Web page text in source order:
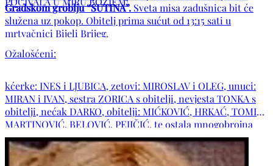
Gradskom groblju “SUTINA”. Sveta misa zadušnica bit će
služena uz pokop. Obitelj prima sućut od 13:15 sati u
mrtvačnici Bijeli Brijeg.
Ožalošćeni:
kćerke: INES i LJUBICA, zetovi: MIROSLAV i OLEG, unuci:
MIRAN i IVAN, sestra ZORICA s obitelji, nevjesta TONKA s
obitelji, nećak DARKO, obitelji: MIĆKOVIĆ, HRKAĆ, TOMIĆ,
MARTINOVIĆ, BELOVIĆ, PEJIČIĆ, te ostala mnogobrojna
rodbina, kumovi i prijatelji.